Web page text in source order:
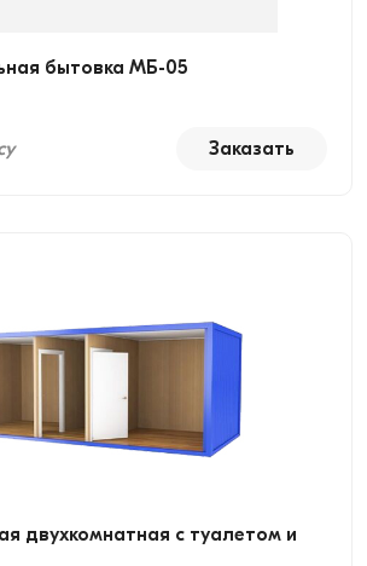
бытовка МБ-05
Заказать
двухкомнатная с туалетом и